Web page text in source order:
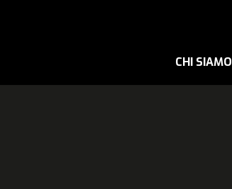
CHI SIAMO